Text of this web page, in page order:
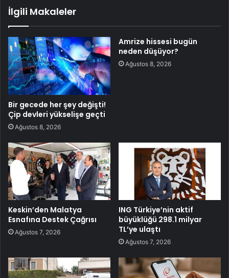
İlgili Makaleler
Bir gecede her şey değişti!
Çip devleri yükselişe geçti
Ağustos 8, 2026
Amrize hissesi bugün
neden düşüyor?
Ağustos 8, 2026
Keskin’den Malatya
Esnafına Destek Çağrısı
Ağustos 7, 2026
ING Türkiye’nin aktif
büyüklüğü 298.1 milyar
TL’ye ulaştı
Ağustos 7, 2026